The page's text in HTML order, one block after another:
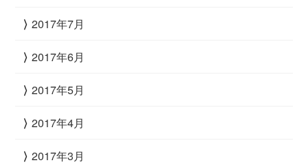
2017年7月
2017年6月
2017年5月
2017年4月
2017年3月